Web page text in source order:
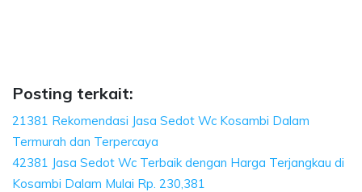
Posting terkait:
21381 Rekomendasi Jasa Sedot Wc Kosambi Dalam
Termurah dan Terpercaya
42381 Jasa Sedot Wc Terbaik dengan Harga Terjangkau di
Kosambi Dalam Mulai Rp. 230,381